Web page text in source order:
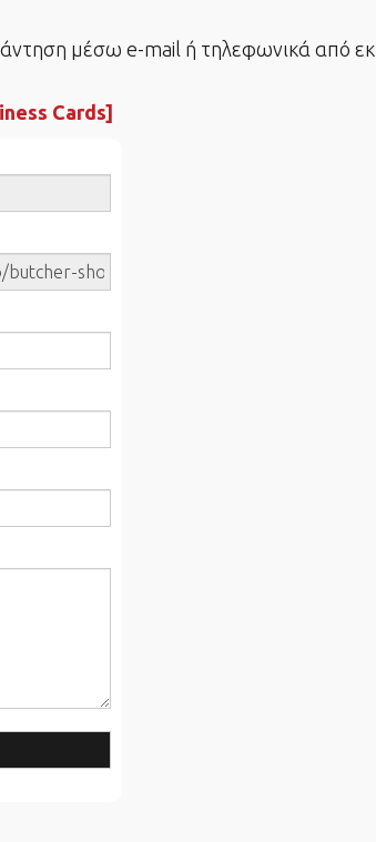
μέσω e-mail ή τηλεφωνικά από
Cards]